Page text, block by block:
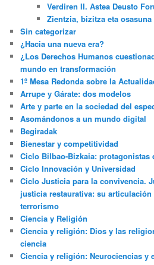
Verdiren II. Astea Deusto
Zientzia, bizitza eta osasuna
Sin categorizar
¿Hacia una nueva era?
¿Los Derechos Humanos
mundo en transformación
1º Mesa Redonda sobre la
Arrupe y Gárate: dos modelos
Arte y parte en la sociedad del
Asomándonos a un mundo digital
Begiradak
Bienestar y competitividad
Ciclo Bilbao-Bizkaia: protagonistas
Ciclo Innovación y Universidad
Ciclo Justicia para la convivencia.
justicia restaurativa: su
terrorismo
Ciencia y Religión
Ciencia y religión: Dios y las
ciencia
Ciencia y religión: Neurociencias y